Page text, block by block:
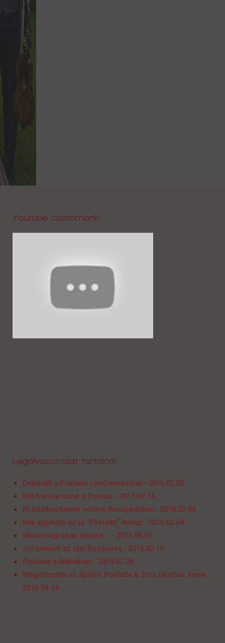
Youtube csatornánk
Legolvasottabb tartalom
Debütált a Poklade című lemezünk - 2016.02.02.
Dél-francia turné a Zorával - 2015.07.16.
Itt találkozhattok velünk Busójáráskor - 2016.02.05.
Már kapható az új "Poklade" lemez - 2016.02.04.
Montenegróban jártunk... - 2015.08.05.
Jól sikerült az idei Busójárás - 2016.02.10.
Poklade a Mátrában - 2015.07.26.
Megérkeztek az áprilisi Poklade & Zora táncház képei -
2016.04.14.